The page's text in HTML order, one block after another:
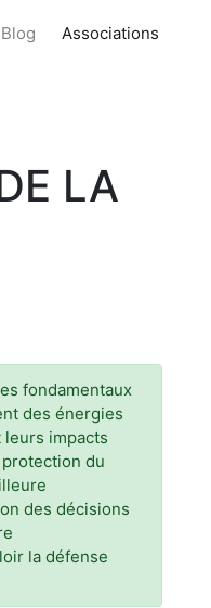
Blog Associations
LA
fondamentaux
des énergies
impacts
du
des décisions
la défense